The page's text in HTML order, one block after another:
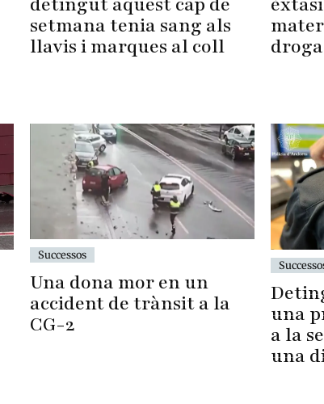
setmana tenia sang als
llavis i marques al coll
Successos
Una dona mor en un
accident de trànsit a la
CG-2
una
a la
una